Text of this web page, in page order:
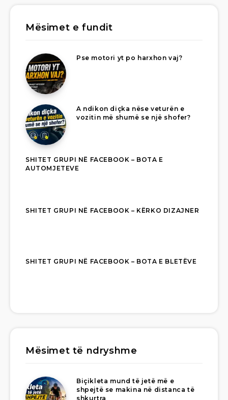
Mësimet e fundit
Pse motori yt po harxhon vaj?
A ndikon diçka nëse veturën e
vozitin më shumë se një shofer?
SHITET GRUPI NË FACEBOOK – BOTA E
AUTOMJETEVE
SHITET GRUPI NË FACEBOOK – KËRKO DIZAJNER
SHITET GRUPI NË FACEBOOK – BOTA E BLETËVE
Mësimet të ndryshme
Biçikleta mund të jetë më e
shpejtë se makina në distanca të
shkurtra